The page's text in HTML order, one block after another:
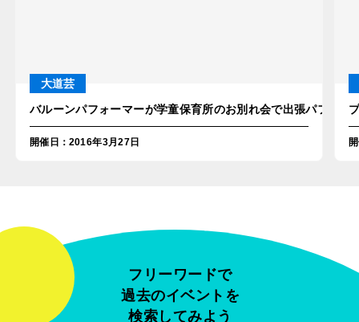
大道芸
バルーンパフォーマーが学童保育所のお別れ会で出張パフォー
開催日 ：2016年3月27日
フリーワードで
過去のイベントを
検索してみよう